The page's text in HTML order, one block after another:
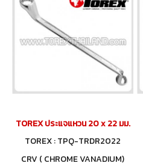
TOREX ประแจแหวน 20 x 22 มม.
TOREX : TPQ-TRDR2022
CRV ( CHROME VANADIUM)